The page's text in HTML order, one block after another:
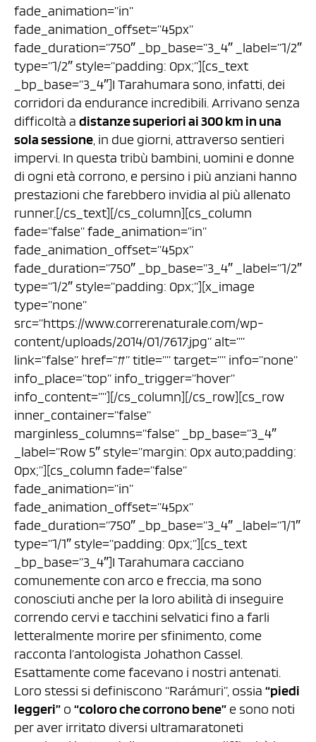
fade_animation=”in”
fade_animation_offset=”45px”
fade_duration=”750″ _bp_base=”3_4″ _label=”1/2″
type=”1/2″ style=”padding: 0px;”][cs_text
_bp_base=”3_4″]I Tarahumara sono, infatti, dei
corridori da endurance incredibili. Arrivano senza
difficoltà a distanze superiori ai 300 km in una
sola sessione , in due giorni, attraverso sentieri
impervi. In questa tribù bambini, uomini e donne
di ogni età corrono, e persino i più anziani hanno
prestazioni che farebbero invidia al più allenato
runner.[/cs_text][/cs_column][cs_column
fade=”false” fade_animation=”in”
fade_animation_offset=”45px”
fade_duration=”750″ _bp_base=”3_4″ _label=”1/2″
type=”1/2″ style=”padding: 0px;”][x_image
type=”none”
src=”https://www.correrenaturale.com/wp-
content/uploads/2014/01/7617.jpg” alt=””
link=”false” href=”#” title=”” target=”” info=”none”
info_place=”top” info_trigger=”hover”
info_content=””][/cs_column][/cs_row][cs_row
inner_container=”false”
marginless_columns=”false” _bp_base=”3_4″
_label=”Row 5″ style=”margin: 0px auto;padding:
0px;”][cs_column fade=”false”
fade_animation=”in”
fade_animation_offset=”45px”
fade_duration=”750″ _bp_base=”3_4″ _label=”1/1″
type=”1/1″ style=”padding: 0px;”][cs_text
_bp_base=”3_4″]I Tarahumara cacciano
comunemente con arco e freccia, ma sono
conosciuti anche per la loro abilità di inseguire
correndo cervi e tacchini selvatici fino a farli
letteralmente morire per sfinimento, come
racconta l’antologista Johathon Cassel.
Esattamente come facevano i nostri antenati.
Loro stessi si definiscono “Rarámuri”, ossia “piedi
leggeri” o “coloro che corrono bene” e sono noti
per aver irritato diversi ultramaratoneti